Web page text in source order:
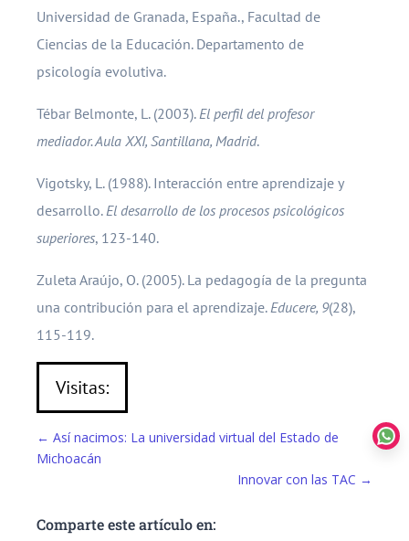
Universidad de Granada, España., Facultad de
Ciencias de la Educación. Departamento de
psicología evolutiva.
Tébar Belmonte, L. (2003).El perfil del profesor
mediador. Aula XXI, Santillana, Madrid.
Vigotsky, L. (1988). Interacción entre aprendizaje y
desarrollo.El desarrollo de los procesos psicológicos
superiores, 123-140.
Zuleta Araújo, O. (2005). La pedagogía de la pregunta
una contribución para el aprendizaje.Educere, 9(28),
115-119.
Visitas:
←Así nacimos: La universidad virtual del Estado de
Michoacán
Innovar con las TAC →
Comparte este artículo en: